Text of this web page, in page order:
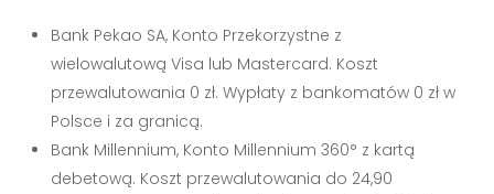
Bank Pekao SA, Konto Przekorzystne z
wielowalutową Visa lub Mastercard. Koszt
przewalutowania 0 zł. Wypłaty z bankomatów 0 zł w
Polsce i za granicą.
Bank Millennium, Konto Millennium 360° z kartą
debetową. Koszt przewalutowania do 24,90